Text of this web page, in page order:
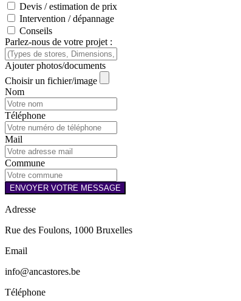
Devis / estimation de prix
Intervention / dépannage
Conseils
Parlez-nous de votre projet :
Ajouter photos/documents
Choisir un fichier/image
Nom
Téléphone
Mail
Commune
ENVOYER VOTRE MESSAGE
Adresse
Rue des Foulons, 1000 Bruxelles
Email
info@ancastores.be
Téléphone